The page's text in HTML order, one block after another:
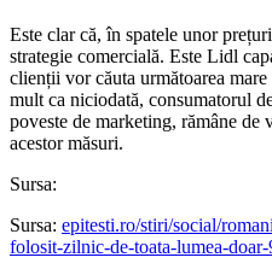
Este clar că, în spatele unor
strategie comercială. Este Lidl
clienții vor căuta următoarea
mult ca niciodată, consumatorul
poveste de marketing, rămâne de
acestor măsuri.
Sursa:
Sursa: epitesti.ro/stiri/social/
folosit-zilnic-de-toata-lumea-